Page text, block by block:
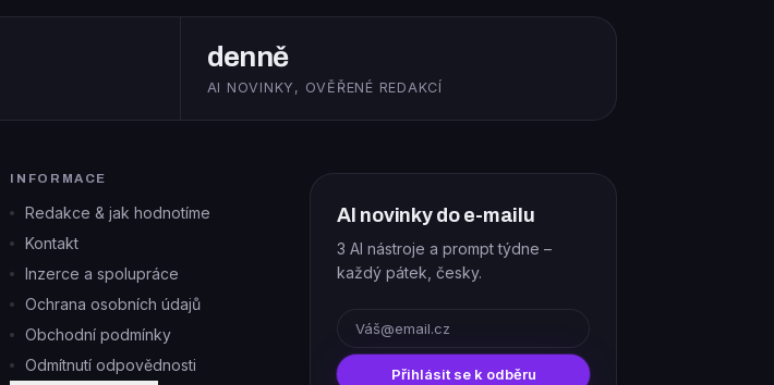
denně
AI NOVINKY, OVĚŘENÉ REDAKCÍ
INFORMACE
Redakce & jak hodnotíme
Kontakt
Inzerce a spolupráce
Ochrana osobních údajů
Obchodní podmínky
Odmítnutí odpovědnosti
AI novinky do e-mailu
3 AI nástroje a prompt týdne –
každý pátek, česky.
Přihlásit se k odběru